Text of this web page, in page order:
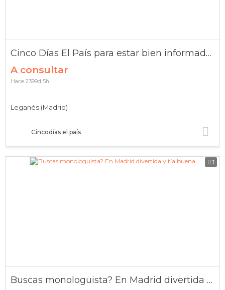
Cinco Días El País para estar bien informado 2020 !
A consultar
Cincodías el país
Leganés (Madrid)
Hace 2399d 5h
1
Buscas monologuista? En Madrid divertida y tía buena